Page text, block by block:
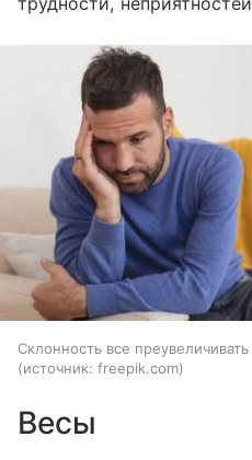
Склонность все
источник: freepik.com
Весы